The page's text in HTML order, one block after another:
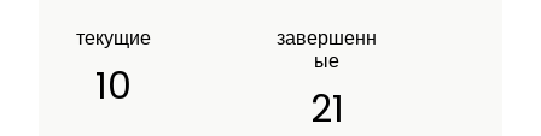
текущие
10
завершенн
ые
21